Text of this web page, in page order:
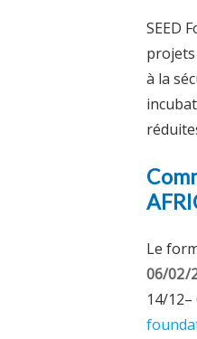
SEED
à la
Le
06/02/
14/